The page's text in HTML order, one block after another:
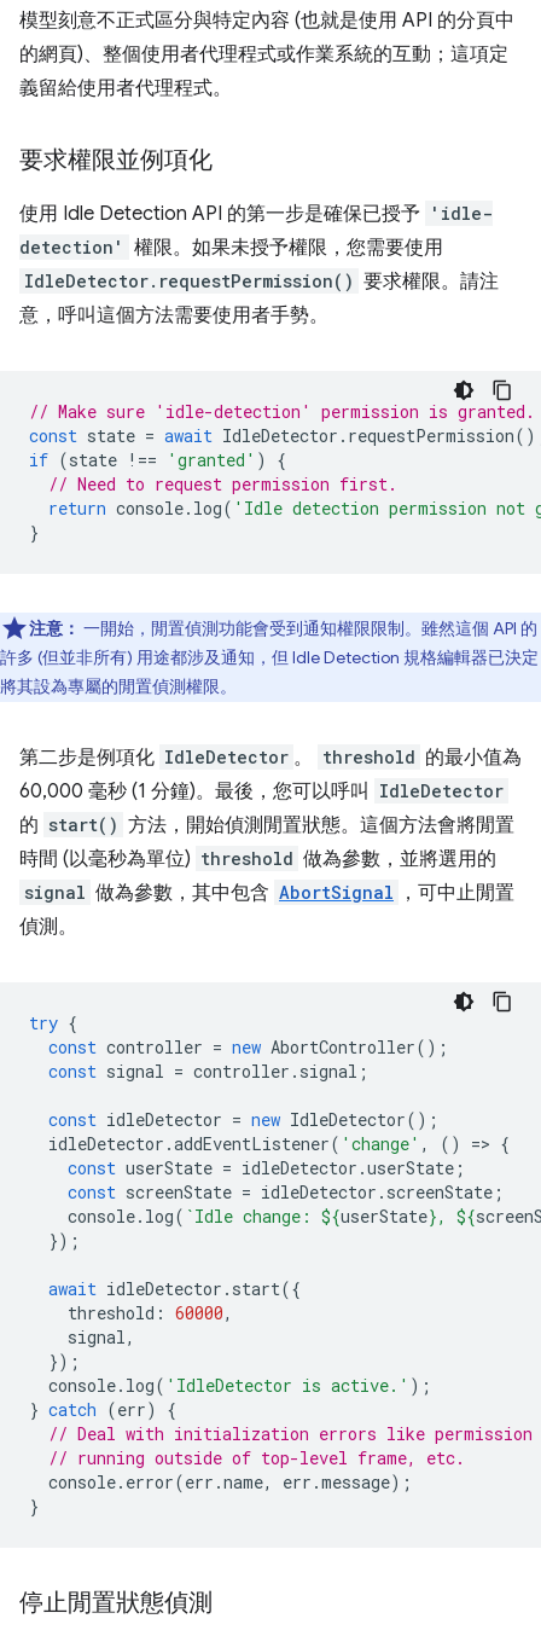
模型刻意不正式區分與特定內容 (也就是使用 API 的分頁中
的網頁)、整個使用者代理程式或作業系統的互動；這項定
義留給使用者代理程式。
要求權限並例項化
使用 Idle Detection API 的第一步是確保已授予 'idle-
detection'
權限。如果未授予權限，您需要使用
IdleDetector.requestPermission() 要求權限。請注
意，呼叫這個方法需要使用者手勢。
// Make sure 'idle-detection' permission is granted.
const state = await IdleDetector . requestPermission
if (state !== 'granted' )
{
// Need to request permission first.
return console. log( 'Idle detection permission not
}
注意： 一開始，閒置偵測功能會受到通知權限限制。雖然這個 API 的
許多 (但並非所有) 用途都涉及通知，但 Idle Detection 規格編輯器已決定
將其設為專屬的閒置偵測權限。
第二步是例項化 IdleDetector 。 threshold 的最小值為
60,000 毫秒 (1 分鐘)。最後，您可以呼叫
IdleDetector
的 start() 方法，開始偵測閒置狀態。這個方法會將閒置
時間 (以毫秒為單位) threshold 做為參數，並將選用的
signal 做為參數，其中包含 AbortSignal
，可中止閒置
偵測。
try {
const controller = new AbortController();
const signal = controller . signal ;
const idleDetector = new IdleDetector();
idleDetector .addEventListener( 'change' , () => {
const userState = idleDetector .userState ;
const screenState = idleDetector . screenState ;
console. log( `Idle change: ${userState}, ${
});
await idleDetector . start({
threshold : 60000,
signal,
});
console. log( 'IdleDetector is active.' );
} catch (err)
{
// Deal with initialization errors like permission
// running outside of top-level frame, etc.
console. error(err .name, err .message);
}
停止閒置狀態偵測